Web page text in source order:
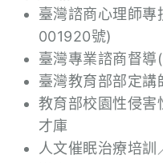
臺灣諮商心理師
001920號)
臺灣專業諮商督
臺灣教育部部定
教育部校園性侵害
才庫
人文催眠治療培